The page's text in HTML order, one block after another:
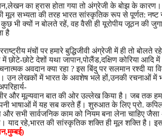
का ह्रास होता गया तो अंग्रेजी के बोझ के
सभ्यता की तरह भारत सांस्कृतिक रूप से पूर्णत: नष्ट
कुछ भी क्यों न बोलते रहें, वह वैसी ही यूरोपीय जूठन की
है
मंचों पर हमारे बुद्धिजीवी अंग्रेजी में ही तो
में छोटे-छोटे देशों यथा जापान,पोलैंड,दक्षिण कोरिया
अवदान क्या रहा ? इस बिंदु पर सलमान रश्दी
लेखकों में भारत के अवशेष भले हों,उनकी रचनाओं में
और मूल्यवान बात की ओर उल्लेख किया है। जब तक
भाषाओं में यह सब करते हैं। शुरुआत के लिए प्रो. कपिल
और सभी सार्वजनिक काम को नियम बना लेना
रहे,भारत की सांस्कृतिक शक्ति ही मूल शक्ति है।